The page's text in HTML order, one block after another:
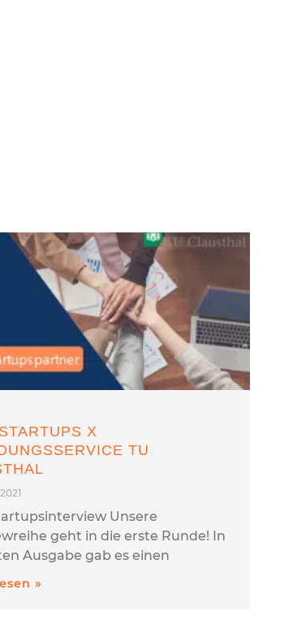
X
TU
Unsere
geht in die erste Runde! In
Ausgabe gab es einen
»